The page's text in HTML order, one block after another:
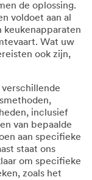
de oplossing.
voldoet aan al
keukenapparaten
Wat uw
ook zijn,
inclusief
van bepaalde
aan specifieke
staat ons
om specifieke
zoals het